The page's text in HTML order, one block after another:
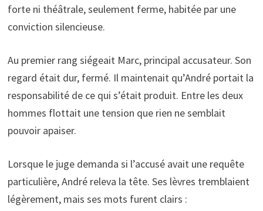
forte ni théâtrale, seulement ferme, habitée par une
conviction silencieuse.
Au premier rang siégeait Marc, principal accusateur. Son
regard était dur, fermé. Il maintenait qu’André portait la
responsabilité de ce qui s’était produit. Entre les deux
hommes flottait une tension que rien ne semblait
pouvoir apaiser.
Lorsque le juge demanda si l’accusé avait une requête
particulière, André releva la tête. Ses lèvres tremblaient
légèrement, mais ses mots furent clairs :